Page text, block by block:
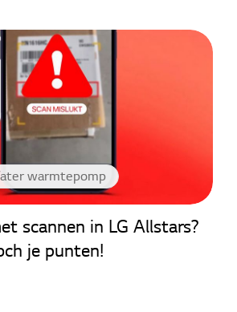
warmtepomp
scannen in LG Allstars?
je punten!